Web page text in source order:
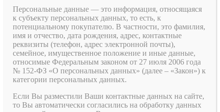
Персональные данные — это информация, относящаяся
к субъекту персональных данных, то есть, к
потенциальному покупателю. В частности, это фамилия,
имя и отчество, дата рождения, адрес, контактные
реквизиты (телефон, адрес электронной почты),
семейное, имущественное положение и иные данные,
относимые Федеральным законом от 27 июля 2006 года
№ 152-ФЗ «О персональных данных» (далее – «Закон») к
категории персональных данных.
Если Вы разместили Ваши контактные данных на сайте,
то Вы автоматически согласились на обработку данных